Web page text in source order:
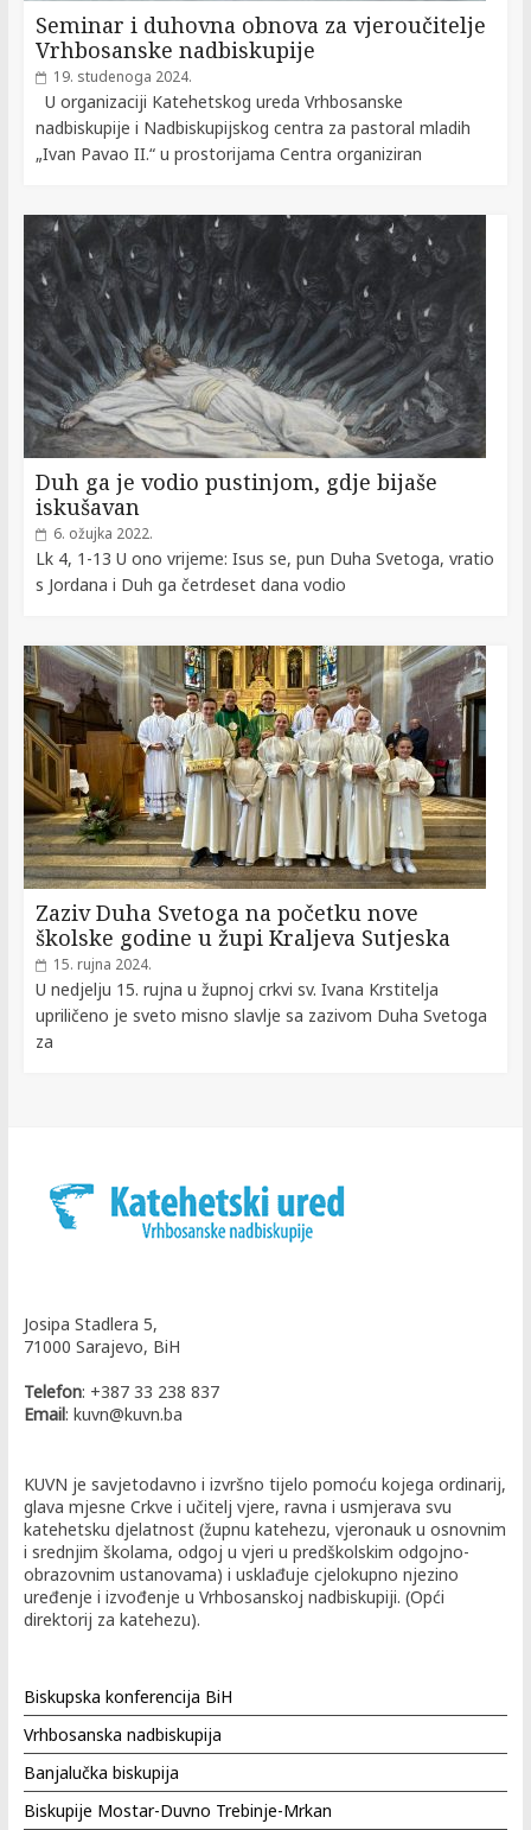
Seminar i duhovna obnova za vjeroučitelje
Vrhbosanske nadbiskupije
19. studenoga 2024.
U organizaciji Katehetskog ureda Vrhbosanske
nadbiskupije i Nadbiskupijskog centra za pastoral mladih
„Ivan Pavao II.“ u prostorijama Centra organiziran
Duh ga je vodio pustinjom, gdje bijaše
iskušavan
6. ožujka 2022.
Lk 4, 1-13 U ono vrijeme: Isus se, pun Duha Svetoga, vratio
s Jordana i Duh ga četrdeset dana vodio
Zaziv Duha Svetoga na početku nove
školske godine u župi Kraljeva Sutjeska
15. rujna 2024.
U nedjelju 15. rujna u župnoj crkvi sv. Ivana Krstitelja
upriličeno je sveto misno slavlje sa zazivom Duha Svetoga
za
Josipa Stadlera 5,
71000 Sarajevo, BiH
Telefon: +387 33 238 837
Email: kuvn@kuvn.ba
KUVN je savjetodavno i izvršno tijelo pomoću kojega ordinarij,
glava mjesne Crkve i učitelj vjere, ravna i usmjerava svu
katehetsku djelatnost (župnu katehezu, vjeronauk u osnovnim
i srednjim školama, odgoj u vjeri u predškolskim odgojno-
obrazovnim ustanovama) i usklađuje cjelokupno njezino
uređenje i izvođenje u Vrhbosanskoj nadbiskupiji. (Opći
direktorij za katehezu).
Biskupska konferencija BiH
Vrhbosanska nadbiskupija
Banjalučka biskupija
Biskupije Mostar-Duvno Trebinje-Mrkan